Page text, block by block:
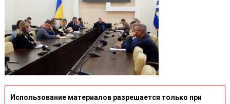
Использование материалов разрешается только при